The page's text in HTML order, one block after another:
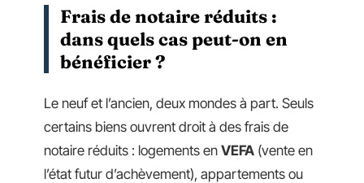
Frais de notaire réduits :
dans quels cas peut-on en
bénéficier ?
Le neuf et l’ancien, deux mondes à part. Seuls
certains biens ouvrent droit à des frais de
notaire réduits : logements en VEFA (vente en
l’état futur d’achèvement), appartements ou